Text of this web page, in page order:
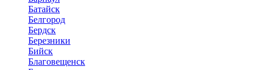
Батайск
Белгород
Бердск
Березники
Бийск
Благовещенск